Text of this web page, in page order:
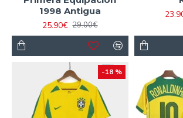
1998 Antigua
25.90€ 29.00€
-18 %